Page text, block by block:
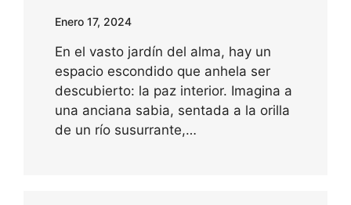
Enero 17, 2024
En el vasto jardín del alma, hay un
espacio escondido que anhela ser
descubierto: la paz interior. Imagina a
una anciana sabia, sentada a la orilla
de un río susurrante,…